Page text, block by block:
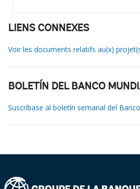
LIENS CONNEXES
Voir les documents relatifs au(x)
BOLETÍN DEL BANCO
Suscríbase al boletín semanal del